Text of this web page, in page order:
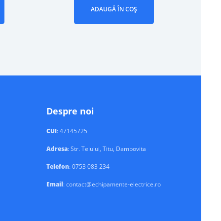
ADAUGĂ ÎN COȘ
Despre noi
CUI: 47145725
Adresa: Str. Teiului, Titu, Dambovita
Telefon: 0753 083 234
Email: contact@echipamente-electrice.ro